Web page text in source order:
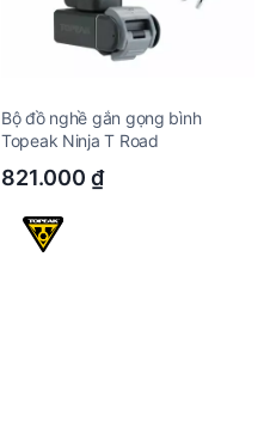
Bộ đồ nghề gắn gọng bình
Topeak Ninja T Road
821.000 ₫